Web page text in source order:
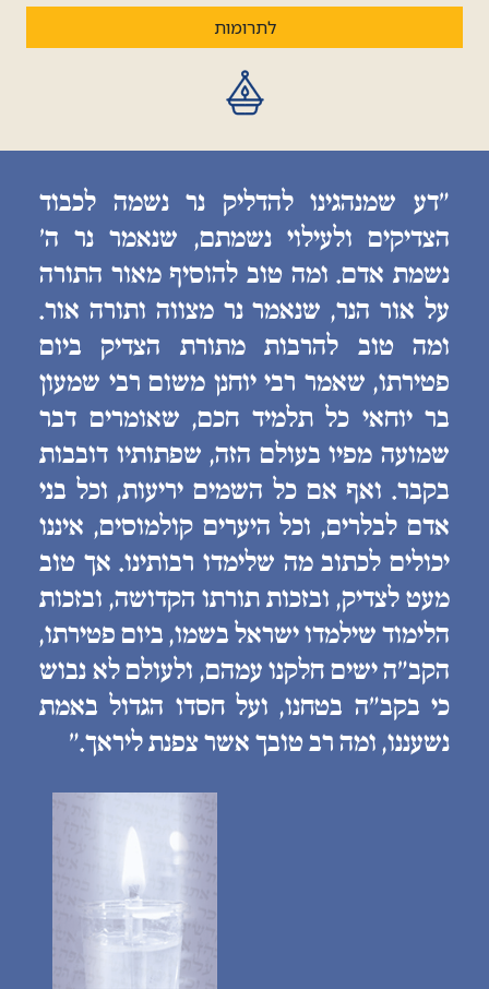
לתרומות
״דע שמנהגינו להדליק נר נשמה לכבוד
הצדיקים ולעילוי נשמתם, שנאמר נר ה׳
נשמת אדם. ומה טוב להוסיף מאור התורה
על אור הנר, שנאמר נר מצווה ותורה אור.
ומה טוב להרבות מתורת הצדיק ביום
פטירתו, שאמר רבי יוחנן משום רבי שמעון
בר יוחאי כל תלמיד חכם, שאומרים דבר
שמועה מפיו בעולם הזה, שפתותיו דובבות
בקבר. ואף אם כל השמים יריעות, וכל בני
אדם לבלרים, וכל היערים קולמוסים, איננו
יכולים לכתוב מה שלימדו רבותינו. אך טוב
מעט לצדיק, ובזכות תורתו הקדושה, ובזכות
הלימוד שילמדו ישראל בשמו, ביום פטירתו,
הקב״ה ישים חלקנו עמהם, ולעולם לא נבוש
כי בקב״ה בטחנו, ועל חסדו הגדול באמת
נשעננו, ומה רב טובך אשר צפנת ליראך.״